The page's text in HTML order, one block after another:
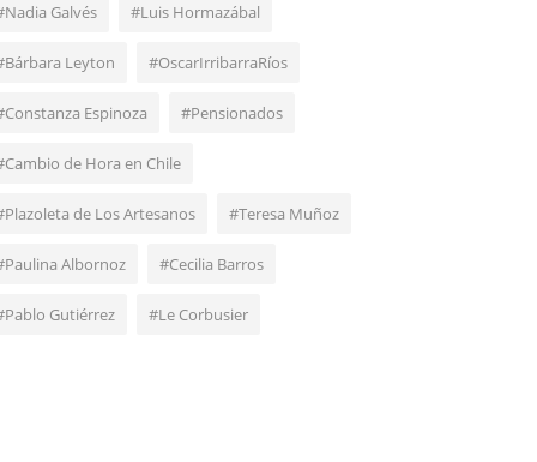
Galvés #Luis Hormazábal
Leyton #OscarIrribarraRíos
Espinoza #Pensionados
de Hora en Chile
de Los Artesanos #Teresa Muñoz
Albornoz #Cecilia Barros
Gutiérrez #Le Corbusier